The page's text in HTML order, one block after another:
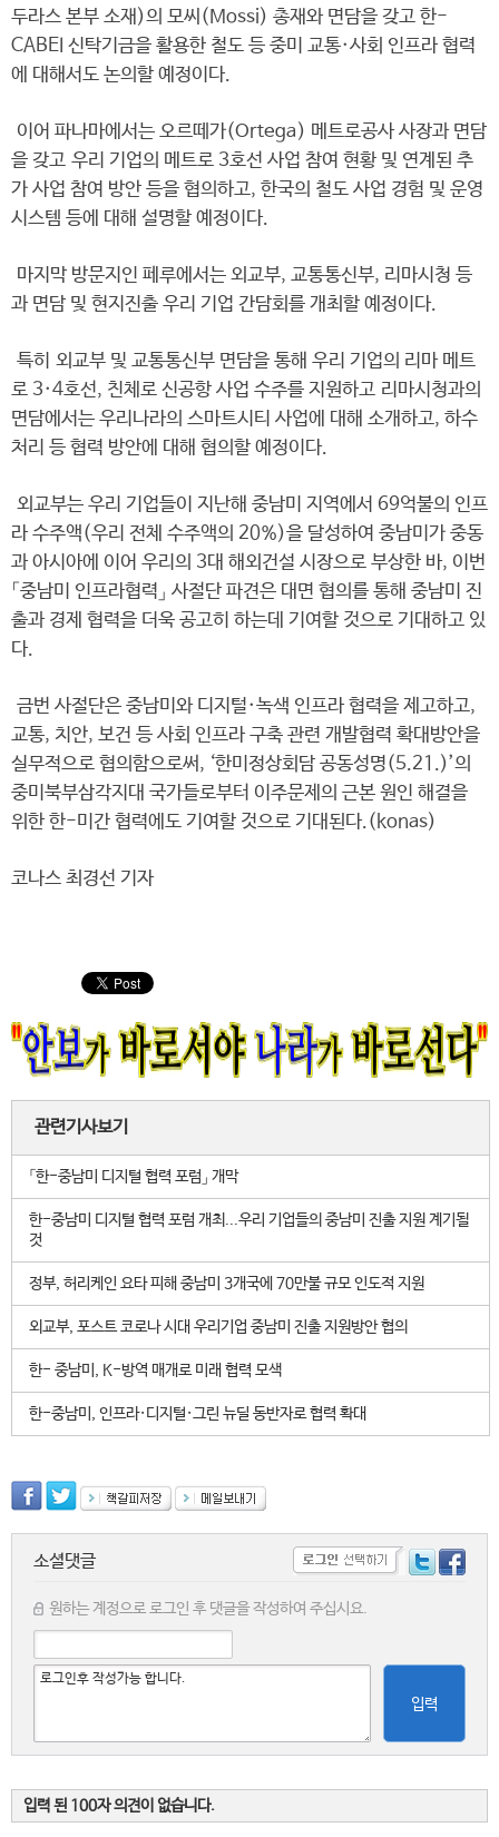
두라스 본부 소재)의 모씨(Mossi) 총재와 면담을 갖고 한-
CABEI 신탁기금을 활용한 철도 등 중미 교통·사회 인프라 협력
에 대해서도 논의할 예정이다.
이어 파나마에서는 오르떼가(Ortega) 메트로공사 사장과 면담
을 갖고 우리 기업의 메트로 3호선 사업 참여 현황 및 연계된 추
가 사업 참여 방안 등을 협의하고, 한국의 철도 사업 경험 및 운영
시스템 등에 대해 설명할 예정이다.
마지막 방문지인 페루에서는 외교부, 교통통신부, 리마시청 등
과 면담 및 현지진출 우리 기업 간담회를 개최할 예정이다.
특히 외교부 및 교통통신부 면담을 통해 우리 기업의 리마 메트
로 3·4호선, 친체로 신공항 사업 수주를 지원하고 리마시청과의
면담에서는 우리나라의 스마트시티 사업에 대해 소개하고, 하수
처리 등 협력 방안에 대해 협의할 예정이다.
외교부는 우리 기업들이 지난해 중남미 지역에서 69억불의 인프
라 수주액(우리 전체 수주액의 20%)을 달성하여 중남미가 중동
과 아시아에 이어 우리의 3대 해외건설 시장으로 부상한 바, 이번
「중남미 인프라협력」 사절단 파견은 대면 협의를 통해 중남미 진
출과 경제 협력을 더욱 공고히 하는데 기여할 것으로 기대하고 있
다.
금번 사절단은 중남미와 디지털·녹색 인프라 협력을 제고하고,
교통, 치안, 보건 등 사회 인프라 구축 관련 개발협력 확대방안을
실무적으로 협의함으로써, ‘한미정상회담 공동성명(5.21.)’의
중미북부삼각지대 국가들로부터 이주문제의 근본 원인 해결을
위한 한-미간 협력에도 기여할 것으로 기대된다.(konas)
코나스 최경선 기자
관련기사보기
「한-중남미 디지털 협력 포럼」 개막
한-중남미 디지털 협력 포럼 개최...우리 기업들의 중남미 진출 지원 계기될
것
정부, 허리케인 요타 피해 중남미 3개국에 70만불 규모 인도적 지원
외교부, 포스트 코로나 시대 우리기업 중남미 진출 지원방안 협의
한- 중남미, K-방역 매개로 미래 협력 모색
한-중남미, 인프라·디지털·그린 뉴딜 동반자로 협력 확대
소셜댓글
원하는 계정으로 로그인 후 댓글을 작성하여 주십시요.
입력
입력 된 100자 의견이 없습니다.